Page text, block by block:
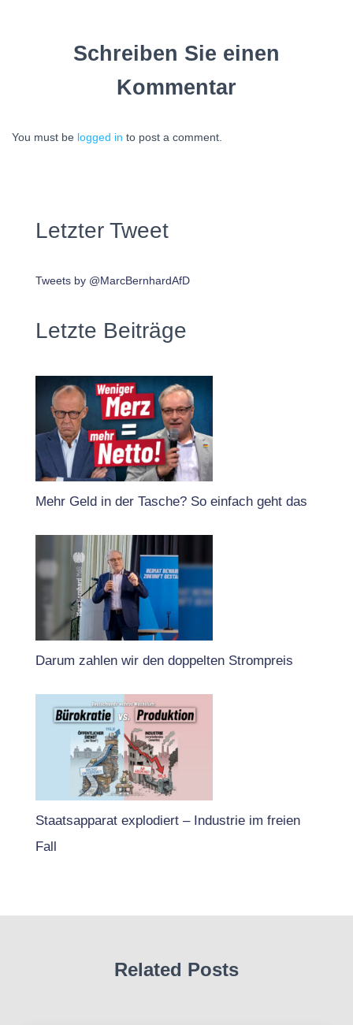
Schreiben Sie einen
Kommentar
You must be logged in to post a comment.
Letzter Tweet
Tweets by @MarcBernhardAfD
Letzte Beiträge
Mehr Geld in der Tasche? So einfach geht das
Darum zahlen wir den doppelten Strompreis
Staatsapparat explodiert – Industrie im freien
Fall
Related Posts